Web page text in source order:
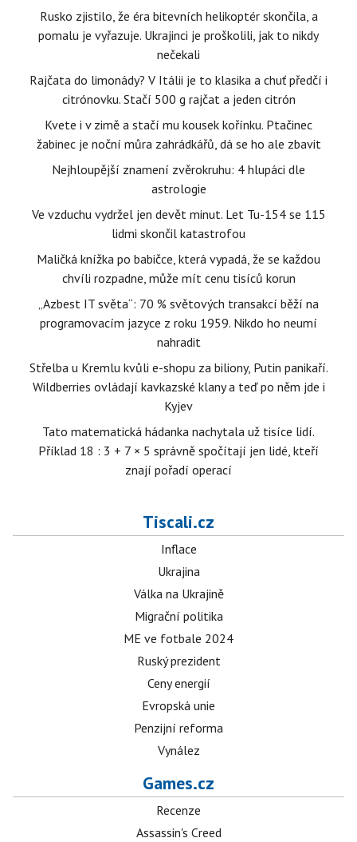
Rusko zjistilo, že éra bitevních helikoptér skončila, a
pomalu je vyřazuje. Ukrajinci je proškolili, jak to nikdy
nečekali
Rajčata do limonády? V Itálii je to klasika a chuť předčí i
citrónovku. Stačí 500 g rajčat a jeden citrón
Kvete i v zimě a stačí mu kousek kořínku. Ptačinec
žabinec je noční můra zahrádkářů, dá se ho ale zbavit
Nejhloupější znamení zvěrokruhu: 4 hlupáci dle
astrologie
Ve vzduchu vydržel jen devět minut. Let Tu-154 se 115
lidmi skončil katastrofou
Maličká knížka po babičce, která vypadá, že se každou
chvíli rozpadne, může mít cenu tisíců korun
„Azbest IT světa“: 70 % světových transakcí běží na
programovacím jazyce z roku 1959. Nikdo ho neumí
nahradit
Střelba u Kremlu kvůli e-shopu za biliony, Putin panikaří.
Wildberries ovládají kavkazské klany a teď po něm jde i
Kyjev
Tato matematická hádanka nachytala už tisíce lidí.
Příklad 18 : 3 + 7 × 5 správně spočítají jen lidé, kteří
znají pořadí operací
Tiscali.cz
Inflace
Ukrajina
Válka na Ukrajině
Migrační politika
ME ve fotbale 2024
Ruský prezident
Ceny energií
Evropská unie
Penzijní reforma
Vynález
Games.cz
Recenze
Assassin's Creed